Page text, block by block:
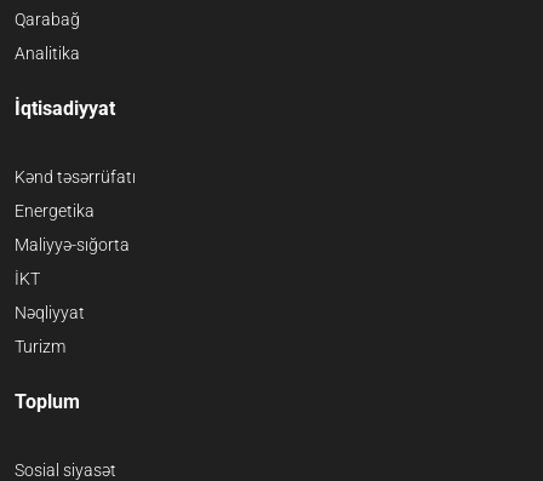
Qarabağ
Analitika
İqtisadiyyat
Kənd təsərrüfatı
Energetika
Maliyyə-sığorta
İKT
Nəqliyyat
Turizm
Toplum
Sosial siyasət